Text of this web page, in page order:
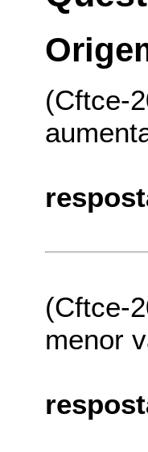
(Cftce-
(Cftce-
menor